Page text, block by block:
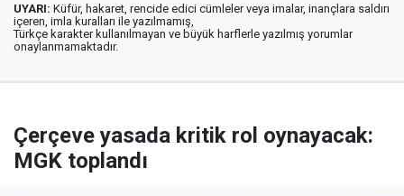
UYARI: Küfür, hakaret, rencide edici cümleler veya imalar, inançlara saldırı
içeren, imla kuralları ile yazılmamış,
Türkçe karakter kullanılmayan ve büyük harflerle yazılmış yorumlar
onaylanmamaktadır.
Çerçeve yasada kritik rol oynayacak:
MGK toplandı